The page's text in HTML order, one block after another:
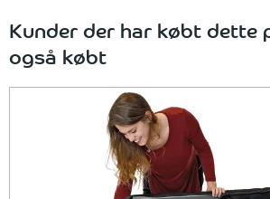
Kunder der har købt dette
også købt